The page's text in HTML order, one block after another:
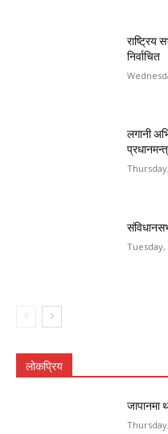
राष्ट्रिय
निर्वाचित
लगानी
Tuesday,
लोकप्रिय
जापानमा